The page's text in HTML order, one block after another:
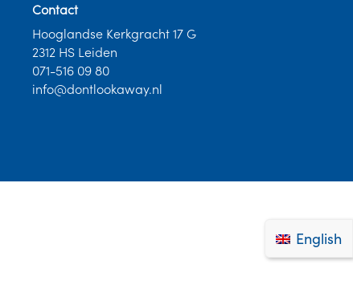
Contact
Hooglandse Kerkgracht 17 G
2312 HS Leiden
071-516 09 80
info@dontlookaway.nl
English